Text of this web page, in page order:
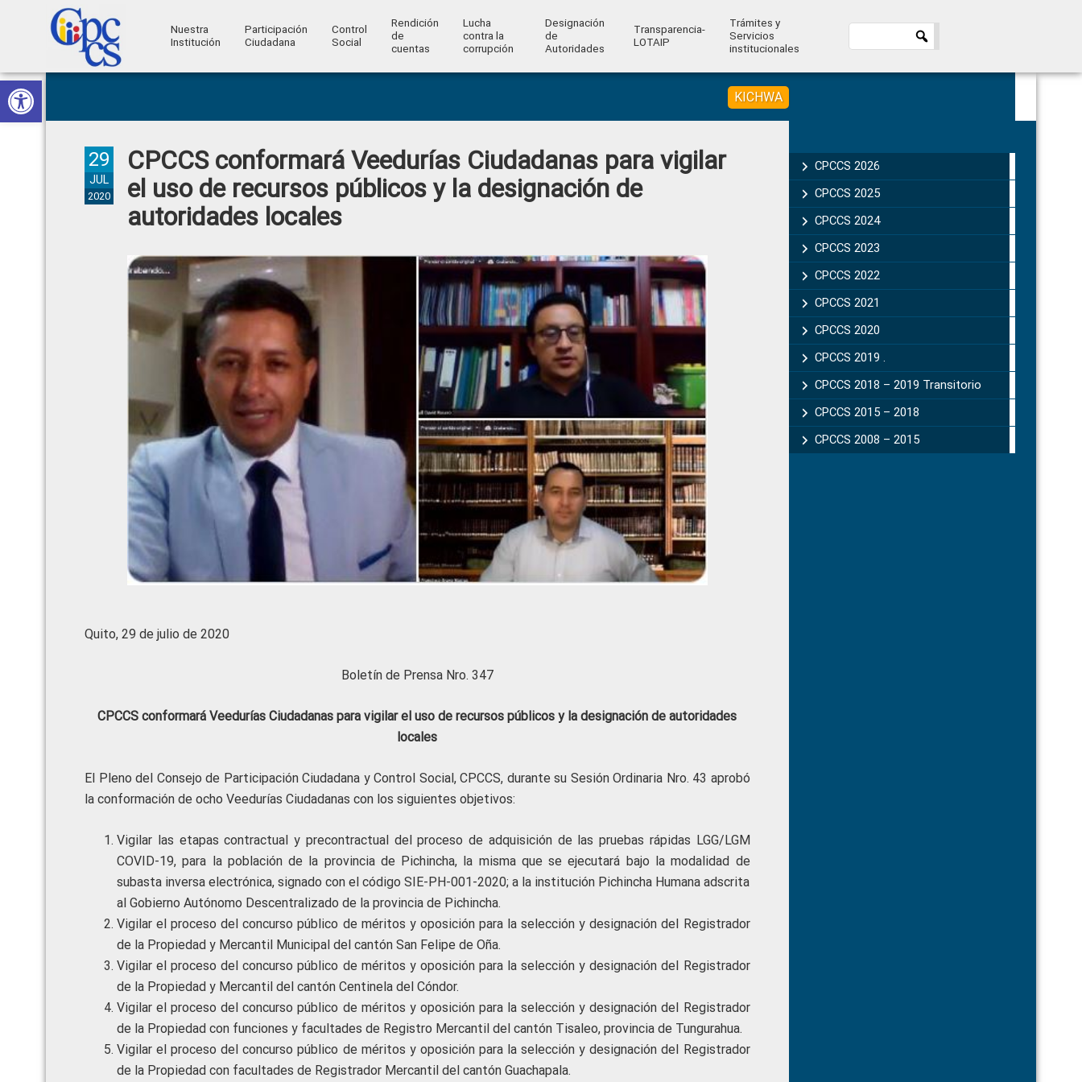
Abrir barra de herramientas
Skip
to
primary
Skip
to
main
Skip
to
primary
Skip
to
footer
Ciudadana
Control
Ciudadano
Nuestra
Institución
Participación
Ciudadana
Control
Social
Rendición
de
cuentas
Lucha
contra la
corrupción
Designación
de
Autoridades
Transparencia-
LOTAIP
Trámites y
Servicios
institucionales
KICHWA
CPCCS conformará Veedurías Ciudadanas para vigilar
el uso de recursos públicos y la designación de
autoridades locales
29
JUL
2020
Quito, 29 de julio de 2020
Boletín de Prensa Nro. 347
CPCCS conformará Veedurías Ciudadanas para vigilar el uso de recursos públicos y la designación de autoridades
locales
El Pleno del Consejo de Participación Ciudadana y Control Social, CPCCS, durante su Sesión Ordinaria Nro. 43 aprobó
la conformación de ocho Veedurías Ciudadanas con los siguientes objetivos:
Vigilar las etapas contractual y precontractual del proceso de adquisición de las pruebas rápidas LGG/LGM
COVID-19, para la población de la provincia de Pichincha, la misma que se ejecutará bajo la modalidad de
subasta inversa electrónica, signado con el código SIE-PH-001-2020; a la institución Pichincha Humana adscrita
al Gobierno Autónomo Descentralizado de la provincia de Pichincha.
Vigilar el proceso del concurso público de méritos y oposición para la selección y designación del Registrador
de la Propiedad y Mercantil Municipal del cantón San Felipe de Oña.
Vigilar el proceso del concurso público de méritos y oposición para la selección y designación del Registrador
de la Propiedad y Mercantil del cantón Centinela del Cóndor.
Vigilar el proceso del concurso público de méritos y oposición para la selección y designación del Registrador
de la Propiedad con funciones y facultades de Registro Mercantil del cantón Tisaleo, provincia de Tungurahua.
Vigilar el proceso del concurso público de méritos y oposición para la selección y designación del Registrador
de la Propiedad con facultades de Registrador Mercantil del cantón Guachapala.
Sidebar
CPCCS 2026
CPCCS 2025
CPCCS 2024
CPCCS 2023
CPCCS 2022
CPCCS 2021
CPCCS 2020
CPCCS 2019 .
CPCCS 2018 – 2019 Transitorio
CPCCS 2015 – 2018
CPCCS 2008 – 2015